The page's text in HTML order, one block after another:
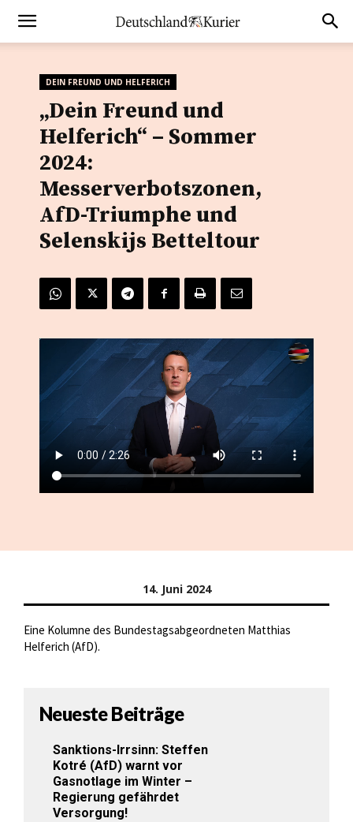
DEIN FREUND UND HELFERICH
„Dein Freund und
Helferich“ – Sommer
2024:
Messerverbotszonen,
AfD-Triumphe und
Selenskijs Betteltour
14. Juni 2024
Eine Kolumne des Bundestagsabgeordneten Matthias
Helferich (AfD).
Neueste Beiträge
Sanktions-Irrsinn: Steffen
Kotré (AfD) warnt vor
Gasnotlage im Winter –
Regierung gefährdet
Versorgung!